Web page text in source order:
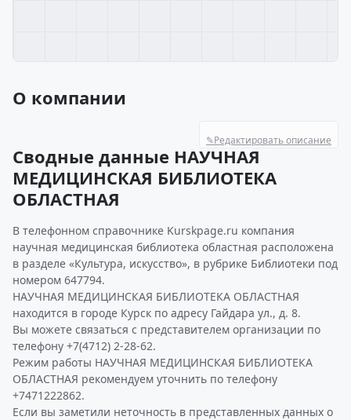
О компании
✎Редактировать описание
Сводные данные НАУЧНАЯ
МЕДИЦИНСКАЯ БИБЛИОТЕКА
ОБЛАСТНАЯ
В телефонном справочнике Kurskpage.ru компания
научная медицинская библиотека областная расположена
в разделе «Культура, искусство», в рубрике Библиотеки под
номером 647794.
НАУЧНАЯ МЕДИЦИНСКАЯ БИБЛИОТЕКА ОБЛАСТНАЯ
находится в городе Курск по адресу Гайдара ул., д. 8.
Вы можете связаться с представителем организации по
телефону +7(4712) 2-28-62.
Режим работы НАУЧНАЯ МЕДИЦИНСКАЯ БИБЛИОТЕКА
ОБЛАСТНАЯ рекомендуем уточнить по телефону
+7471222862.
Если вы заметили неточность в представленных данных о